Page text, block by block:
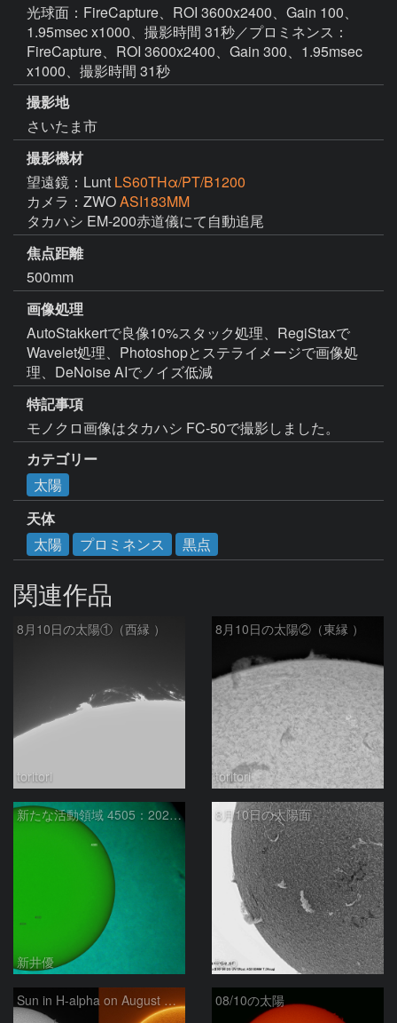
光球面：FireCapture、ROI 3600x2400、Gain 100、
1.95msec x1000、撮影時間 31秒／プロミネンス：
FireCapture、ROI 3600x2400、Gain 300、1.95msec
x1000、撮影時間 31秒
撮影地
さいたま市
撮影機材
望遠鏡：Lunt LS60THα/PT/B1200
カメラ：ZWOASI183MM
タカハシ EM-200赤道儀にて自動追尾
焦点距離
500mm
画像処理
AutoStakkertで良像10%スタック処理、RegiStaxで
Wavelet処理、Photoshopとステライメージで画像処
理、DeNoise AIでノイズ低減
特記事項
モノクロ画像はタカハシ FC-50で撮影しました。
カテゴリー
太陽
天体
太陽
プロミネンス 黒点
関連作品
8月10日の太陽①（西縁 ）
toritori
8月10日の太陽②（東縁 ）
toritori
新たな活動領域 4505：2026/08/10
新井優
8月10日の太陽面
ta-o
Sun in H-alpha on August 10, 2026 08/10の太陽